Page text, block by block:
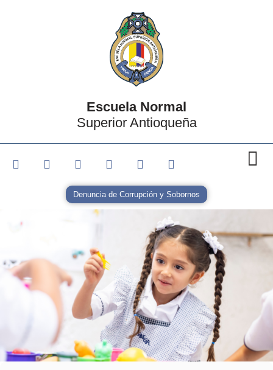
Escuela Normal
Superior Antioqueña
Denuncia de Corrupción y Sobornos